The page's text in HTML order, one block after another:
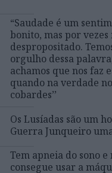
“Saudade é um
bonito, mas por
despropositado.
orgulho dessa
achamos que nos faz
quando na verdade
cobardes’’
Os Lusíadas são um
Guerra Junqueiro
Tem apneia do sono e
consegue usar a